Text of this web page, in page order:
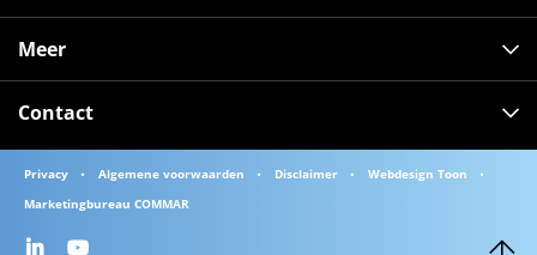
Meer
Contact
Privacy Algemene voorwaarden Disclaimer
Webdesign Toon
Marketingbureau COMMAR